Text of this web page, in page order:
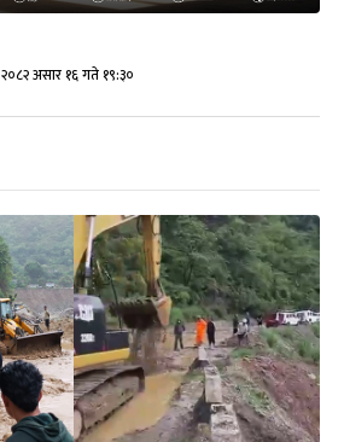
२०८२ असार १६ गते १९:३०